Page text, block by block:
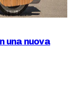
una nuova